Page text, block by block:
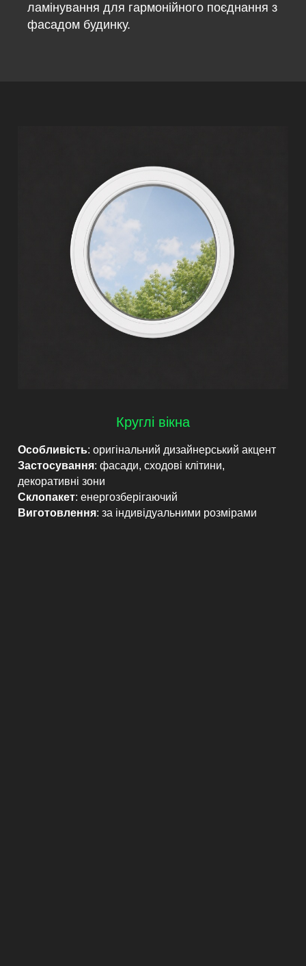
ламінування для гармонійного поєднання з
фасадом будинку.
Круглі вікна
Особливість: оригінальний дизайнерський акцент
Застосування: фасади, сходові клітини,
декоративні зони
Склопакет: енергозберігаючий
Виготовлення: за індивідуальними розмірами